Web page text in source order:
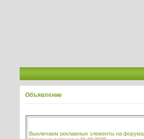
Объявление
Выключаем рекламные элементы на